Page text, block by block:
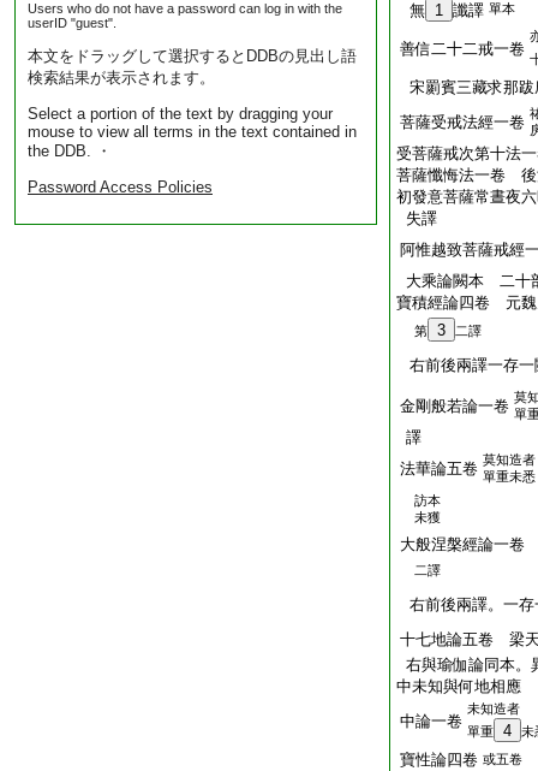
Users who do not have a password can log in with the
userID "guest".
本文をドラッグして選択するとDDBの見出し語
検索結果が表示されます。
Select a portion of the text by dragging your
mouse to view all terms in the text contained in
the DDB. ・
Password Access Policies
無 1 讖譯 單本
善信二十二戒一卷
宋罽賓三藏求那跋
菩薩受戒法經一卷
受菩薩戒次第十法
菩薩懺悔法一卷 後
初發意菩薩常晝夜
失譯
阿惟越致菩薩戒經
大乘論闕本 二十
寶積經論四卷 元魏
第 3 二譯
右前後兩譯一存一
金剛般若論一卷 莫
單
譯
法華論五卷 莫知造者
單重未悉
訪本
未獲
大般涅槃經論一卷
二譯
右前後兩譯。一存
十七地論五卷 梁
右與瑜伽論同本。
中未知與何地相應
中論一卷
未知造者
單重
4 未
寶性論四卷 或五卷